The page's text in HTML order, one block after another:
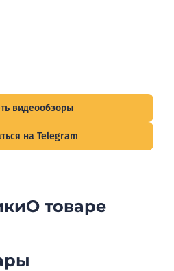
видеообзоры
на Telegram
О товаре